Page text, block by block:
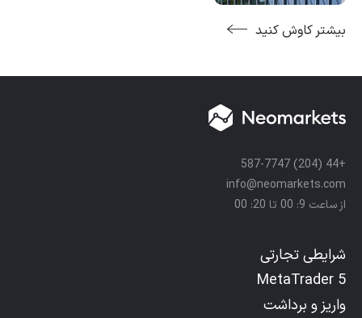
بیشتر کاوش کنید
+44 (204) 587-7747
info@neomarkets.com
از ساعت 9: 00 تا 20: 00
شرایطی تجارتی
MetaTrader 5
واریز و برداشت